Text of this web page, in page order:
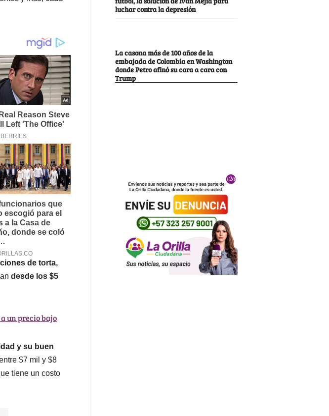
de torta,
desde los $5
un precio bajo
y su buen
$7 mil y $8
tiene un costo
luchar contra la depresión
La casona más de 100 años de la
embajada de Colombia en Washington
donde Petro afinó su cara a cara con
Trump